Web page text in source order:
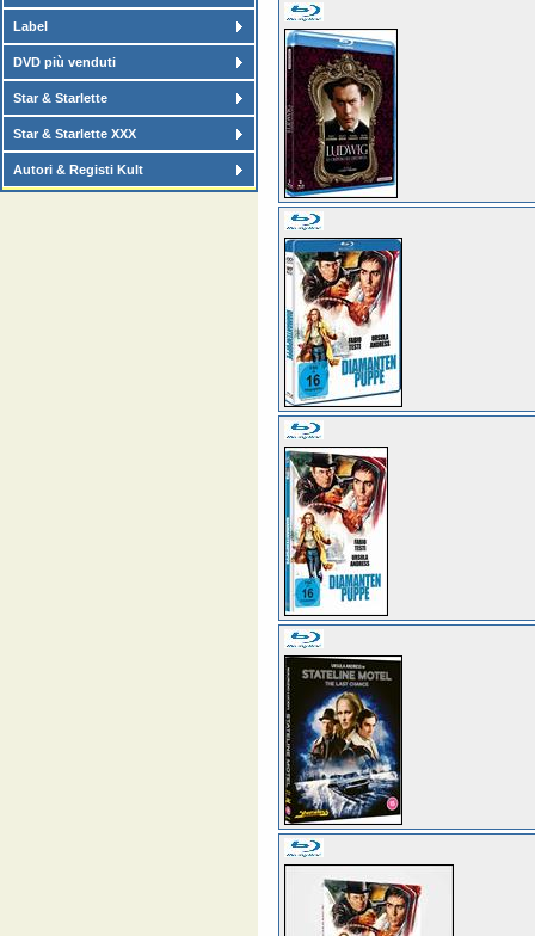
Label
DVD più venduti
Star & Starlette
Star & Starlette XXX
Autori & Registi Kult